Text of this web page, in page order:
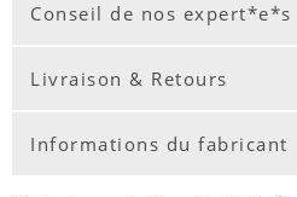
Conseil de nos expert*e*s
Livraison & Retours
Informations du fabricant